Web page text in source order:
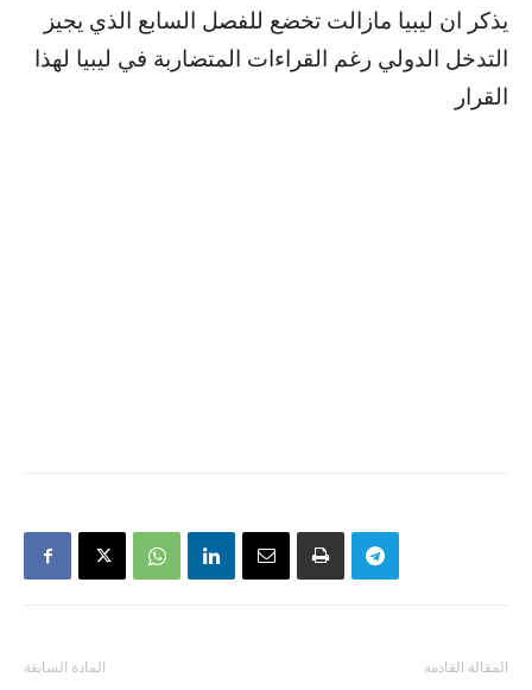
يذكر ان ليبيا مازالت تخضع للفصل السابع الذي يجيز
التدخل الدولي رغم القراءات المتضاربة في ليبيا لهذا
القرار
المادة السابقة المقالة القادمة